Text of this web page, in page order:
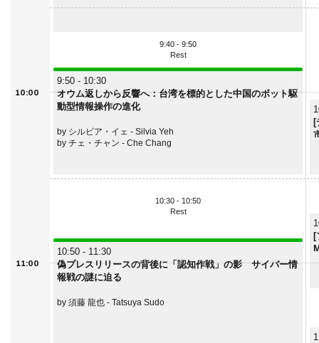
10:00
11:00
9:40 - 9:50
Rest
9:50 - 10:30
オウム返しから反響へ：台湾を標的とした中国のボット駆
動型情報操作の進化
by シルビア・イェ - Silvia Yeh
by チェ・チャン - Che Chang
10:30 - 10:50
Rest
10:50 - 11:30
偽プレスリリースの背後に「認知作戦」の影 サイバー情
報戦の謎に迫る
by 須藤 龍也 - Tatsuya Sudo
[
[